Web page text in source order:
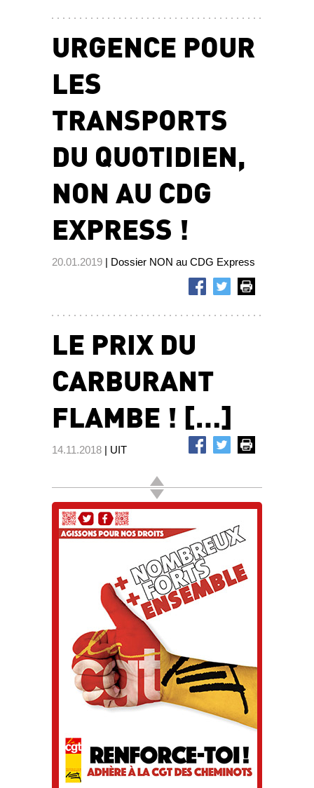
URGENCE POUR
LES
TRANSPORTS
DU QUOTIDIEN,
NON AU CDG
EXPRESS !
20.01.2019 | Dossier NON au CDG Express
LE PRIX DU
CARBURANT
FLAMBE ! […]
14.11.2018 | UIT